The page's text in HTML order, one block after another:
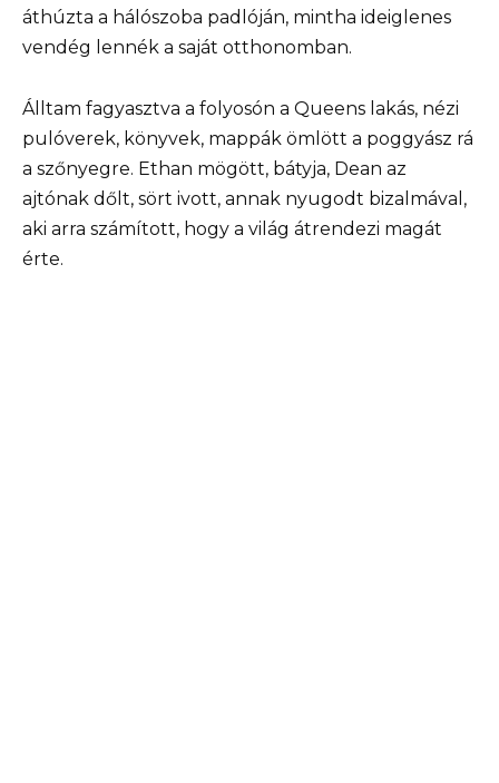
áthúzta a hálószoba padlóján, mintha ideiglenes
vendég lennék a saját otthonomban.
Álltam fagyasztva a folyosón a Queens lakás, nézi
pulóverek, könyvek, mappák ömlött a poggyász rá
a szőnyegre. Ethan mögött, bátyja, Dean az
ajtónak dőlt, sört ivott, annak nyugodt bizalmával,
aki arra számított, hogy a világ átrendezi magát
érte.